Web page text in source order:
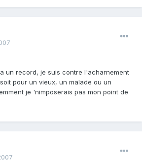
un record, je suis contre l'acharnement
pour un vieux, un malade ou un
je 'nimposerais pas mon point de